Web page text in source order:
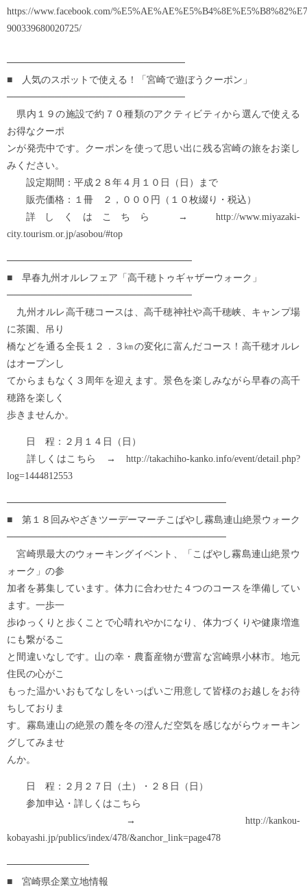
https://www.facebook.com/
900339680020725/
──────────────────────────
■ 人気のスポットで使える！「宮崎で遊ぼうクーポン」
──────────────────────────
県内１９の施設で約７０種類のアクティビティから選んで使える
お得なクーポ
ンが発売中です。クーポンを使って思い出に残る宮崎の旅をお楽し
みください。
設定期間：平成２８年４月１０日（日）まで
販売価格：１冊 ２，０００円（１０枚綴り・税込）
詳しくはこちら → http://www.miyazaki-
city.tourism.or.jp/asobou/#top
───────────────────────────
■ 早春九州オルレフェア「高千穂トゥギャザーウォーク」
───────────────────────────
九州オルレ高千穂コースは、高千穂神社や高千穂峡、キャンプ場
に茶園、吊り
橋などを通る全長１２．３㎞の変化に富んだコース！高千穂オルレ
はオープンし
てからまもなく３周年を迎えます。景色を楽しみながら早春の高千
穂路を楽しく
歩きませんか。
日 程：２月１４日（日）
詳しくはこちら → http://takachiho-kanko.info/event/detail.php?
log=1444812553
────────────────────────────────
■ 第１８回みやざきツーデーマーチこばやし霧島連山絶景ウォーク
────────────────────────────────
宮崎県最大のウォーキングイベント、「こばやし霧島連山絶景ウ
ォーク」の参
加者を募集しています。体力に合わせた４つのコースを準備してい
ます。一歩一
歩ゆっくりと歩くことで心晴れやかになり、体力づくりや健康増進
にも繋がるこ
と間違いなしです。山の幸・農畜産物が豊富な宮崎県小林市。地元
住民の心がこ
もった温かいおもてなしをいっぱいご用意して皆様のお越しをお待
ちしておりま
す。霧島連山の絶景の麓を冬の澄んだ空気を感じながらウォーキン
グしてみませ
んか。
日 程：２月２７日（土）・２８日（日）
参加申込・詳しくはこちら
→ http://kankou-
kobayashi.jp/publics/index/478/&anchor_link=page478
────────────
■ 宮崎県企業立地情報